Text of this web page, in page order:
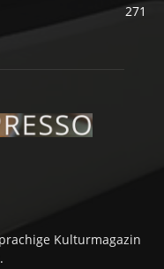
271
Kulturmagazin